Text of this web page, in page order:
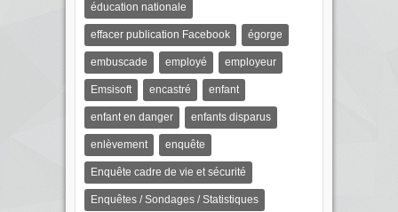
éducation nationale
effacer publication Facebook égorge
embuscade employé employeur
Emsisoft encastré enfant
enfant en danger enfants disparus
enlèvement enquête
Enquête cadre de vie et sécurité
Enquêtes / Sondages / Statistiques